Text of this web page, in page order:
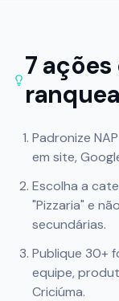
7
Padronize
em site,
Escolha a
"Pizzaria" e
secundárias.
Publique 30+
equipe,
Criciúma.